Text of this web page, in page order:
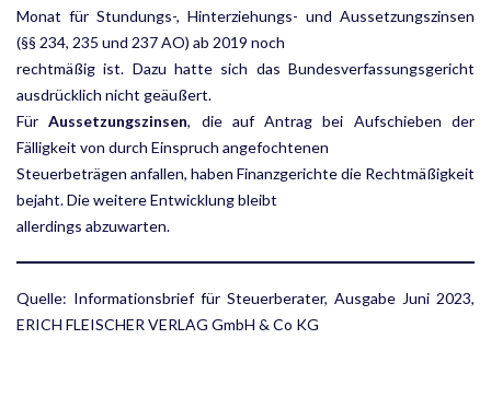
Monat für Stundungs-, Hinterziehungs- und Aussetzungszinsen
(§§ 234, 235 und 237 AO) ab 2019 noch
rechtmäßig ist. Dazu hatte sich das Bundesverfassungsgericht
ausdrücklich nicht geäußert.
FürAussetzungszinsen, die auf Antrag bei Aufschieben der
Fälligkeit von durch Einspruch angefochtenen
Steuerbeträgen anfallen, haben Finanzgerichte die Rechtmäßigkeit
bejaht. Die weitere Entwicklung bleibt
allerdings abzuwarten.
Quelle: Informationsbrief für Steuerberater, Ausgabe Juni 2023,
ERICH FLEISCHER VERLAG GmbH & Co KG